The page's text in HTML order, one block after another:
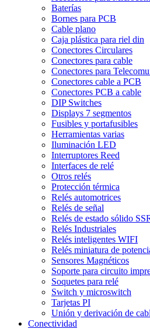
Baterías
Bornes para PCB
Cable plano
Caja plástica para riel din
Conectores Circulares
Conectores para cable
Conectores para
Conectores cable a PCB
Conectores PCB a cable
DIP Switches
Displays 7 segmentos
Fusibles y portafusibles
Herramientas varias
Iluminación LED
Interruptores Reed
Interfaces de relé
Otros relés
Protección térmica
Relés automotrices
Relés de señal
Relés de estado sólido
Relés Industriales
Relés inteligentes WIFI
Relés miniatura de
Sensores Magnéticos
Soporte para circuito
Soquetes para relé
Switch y microswitch
Tarjetas PI
Unión y derivación de
Conectividad